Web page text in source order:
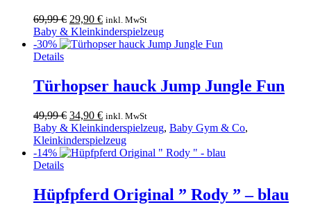
69,99€ Ursprünglicher
Preis
war:
29,90 €Aktueller
Preis
ist:
inkl. MwSt
Baby & Kleinkinderspielzeug
-30%
Details
Türhopser hauck Jump Jungle Fun
49,99€ Ursprünglicher
Preis
war:
49,99 €
34,90 €Aktueller
Preis
ist:
34,90 €.
inkl. MwSt
Baby & Kleinkinderspielzeug, Baby Gym & Co,
Kleinkinderspielzeug
-14%
Details
Hüpfpferd Original ” Rody ” – blau